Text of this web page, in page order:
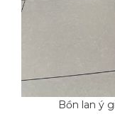
Bồn lan ý